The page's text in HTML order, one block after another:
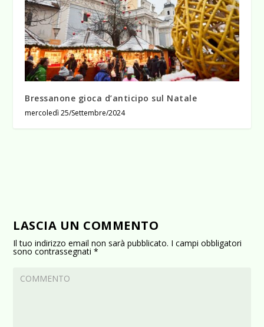
Bressanone gioca d’anticipo sul Natale
mercoledì 25/Settembre/2024
LASCIA UN COMMENTO
Il tuo indirizzo email non sarà pubblicato. I campi obbligatori
sono contrassegnati*